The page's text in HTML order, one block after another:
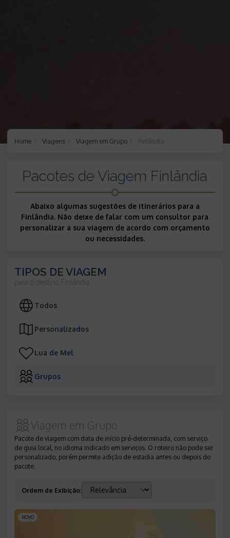
Home Viagens Viagem em Grupo Finlândia
Pacotes de Viagem Finlândia
Abaixo algumas sugestões de itinerários para a
Finlândia. Não deixe de falar com um consultor para
personalizar a sua viagem de acordo com orçamento
ou necessidades.
TIPOS DE VIAGEM
para o destino Finlândia
Todos
Personalizados
Lua de Mel
Grupos
Viagem em Grupo
Pacote de viagem com data de início pré-determinada, com serviço
de guia local, no idioma indicado em serviços. O roteiro não pode ser
personalizado, porém permite adição de estadia antes ou depois do
pacote.
Ordem de Exibição:
NOVO